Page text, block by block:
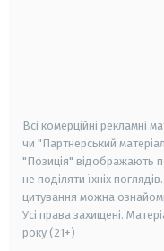
Всі комерційні рекламні
чи "Партнерський
"Позиція" відображають
не поділяти їхніх
цитування можна
Усі права захищені.
року (21+)